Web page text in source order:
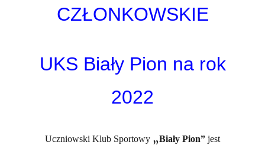
CZŁONKOWSKIE
UKS Biały Pion na rok
2022
Uczniowski Klub Sportowy „Biały Pion” jest